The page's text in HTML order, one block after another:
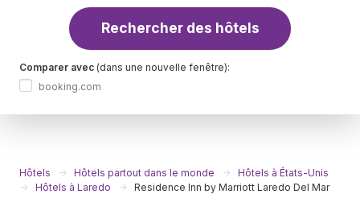
Rechercher des hôtels
Comparer avec (dans une nouvelle fenêtre):
booking.com
Hôtels Hôtels partout dans le monde
Hôtels à États-Unis
Hôtels à Laredo
Residence Inn by Marriott Laredo Del Mar